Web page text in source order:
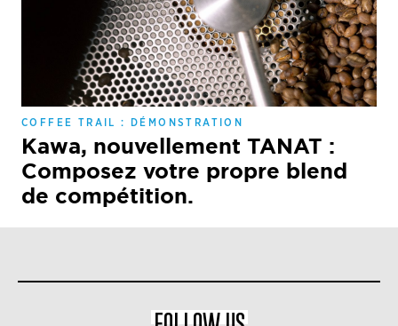
COFFEE TRAIL : DÉMONSTRATION
Kawa, nouvellement TANAT :
Composez votre propre blend
de compétition.